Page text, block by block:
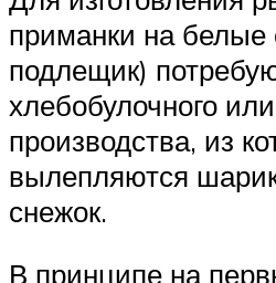
приманки на белые
подлещик)
хлебобулочного
производства, из
вылепляются
снежок.
В принципе на